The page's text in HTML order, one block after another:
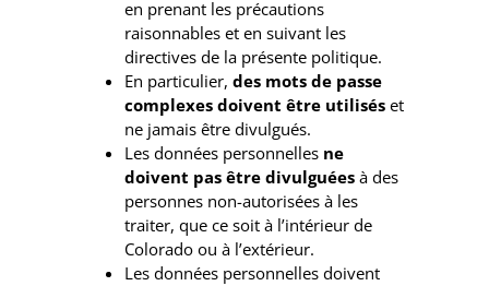
en prenant les précautions
raisonnables et en suivant les
directives de la présente politique.
En particulier, des mots de passe
complexes doivent être utilisés et
ne jamais être divulgués.
Les données personnelles ne
doivent pas être divulguées à des
personnes non-autorisées à les
traiter, que ce soit à l’intérieur de
Colorado ou à l’extérieur.
Les données personnelles doivent